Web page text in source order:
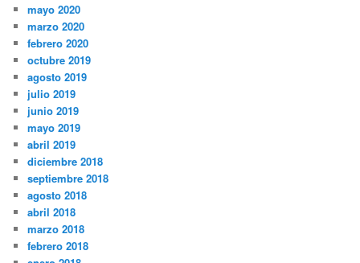
mayo 2020
marzo 2020
febrero 2020
octubre 2019
agosto 2019
julio 2019
junio 2019
mayo 2019
abril 2019
diciembre 2018
septiembre 2018
agosto 2018
abril 2018
marzo 2018
febrero 2018